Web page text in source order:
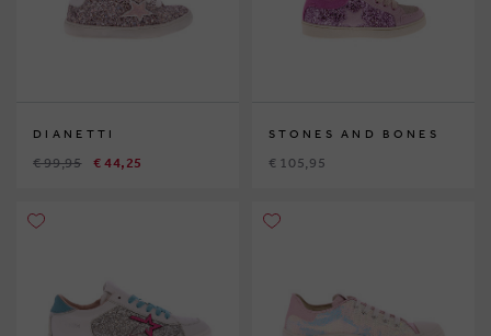
DIANETTI
€ 99,95 € 44,25
STONES AND BONES
€ 105,95